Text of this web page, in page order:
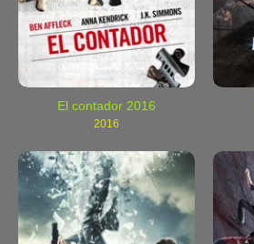
El contador 2016
2016